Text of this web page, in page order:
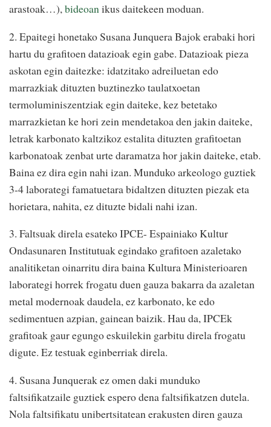
arastoak…),bideoanikus daitekeen moduan.
2. Epaitegi honetako Susana Junquera Bajok erabaki hori
hartu du grafitoen datazioak egin gabe. Datazioak pieza
askotan egin daitezke: idatzitako adreiluetan edo
marrazkiak dituzten buztinezko taulatxoetan
termoluminiszentziak egin daiteke, kez betetako
marrazkietan ke hori zein mendetakoa den jakin daiteke,
letrak karbonato kaltzikoz estalita dituzten grafitoetan
karbonatoak zenbat urte daramatza hor jakin daiteke, etab.
Baina ez dira egin nahi izan. Munduko arkeologo guztiek
3-4 laborategi famatuetara bidaltzen dituzten piezak eta
horietara, nahita, ez dituzte bidali nahi izan.
3. Faltsuak direla esateko IPCE- Espainiako Kultur
Ondasunaren Institutuak egindako grafitoen azaletako
analitiketan oinarritu dira baina Kultura Ministerioaren
laborategi horrek frogatu duen gauza bakarra da azaletan
metal modernoak daudela, ez karbonato, ke edo
sedimentuen azpian, gainean baizik. Hau da, IPCEk
grafitoak gaur egungo eskuilekin garbitu direla frogatu
digute. Ez testuak eginberriak direla.
4. Susana Junquerak ez omen daki munduko
faltsifikatzaile guztiek espero dena faltsifikatzen dutela.
Nola faltsifikatu unibertsitatean erakusten diren gauza